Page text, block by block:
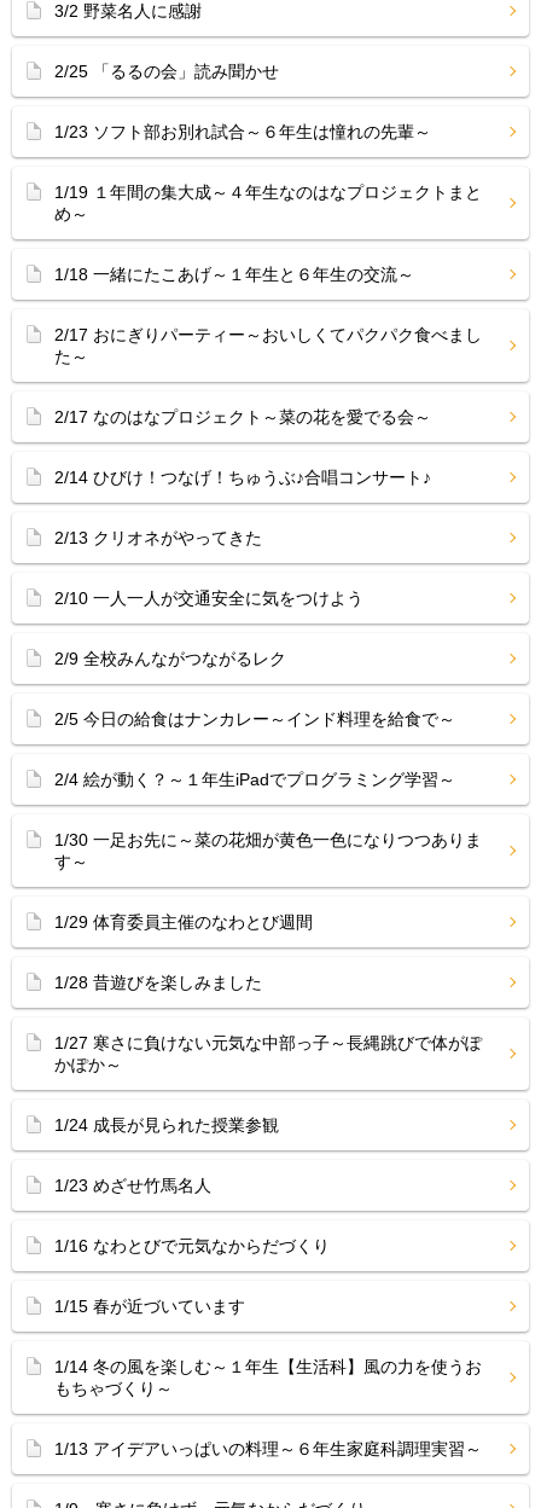
3/2 野菜名人に感謝
2/25 「るるの会」読み聞かせ
1/23 ソフト部お別れ試合～６年生は憧れの先輩～
1/19 １年間の集大成～４年生なのはなプロジェクトまと
め～
1/18 一緒にたこあげ～１年生と６年生の交流～
2/17 おにぎりパーティー～おいしくてパクパク食べまし
た～
2/17 なのはなプロジェクト～菜の花を愛でる会～
2/14 ひびけ！つなげ！ちゅうぶ♪合唱コンサート♪
2/13 クリオネがやってきた
2/10 一人一人が交通安全に気をつけよう
2/9 全校みんながつながるレク
2/5 今日の給食はナンカレー～インド料理を給食で～
2/4 絵が動く？～１年生iPadでプログラミング学習～
1/30 一足お先に～菜の花畑が黄色一色になりつつありま
す～
1/29 体育委員主催のなわとび週間
1/28 昔遊びを楽しみました
1/27 寒さに負けない元気な中部っ子～長縄跳びで体がぽ
かぽか～
1/24 成長が見られた授業参観
1/23 めざせ竹馬名人
1/16 なわとびで元気なからだづくり
1/15 春が近づいています
1/14 冬の風を楽しむ～１年生【生活科】風の力を使うお
もちゃづくり～
1/13 アイデアいっぱいの料理～６年生家庭科調理実習～